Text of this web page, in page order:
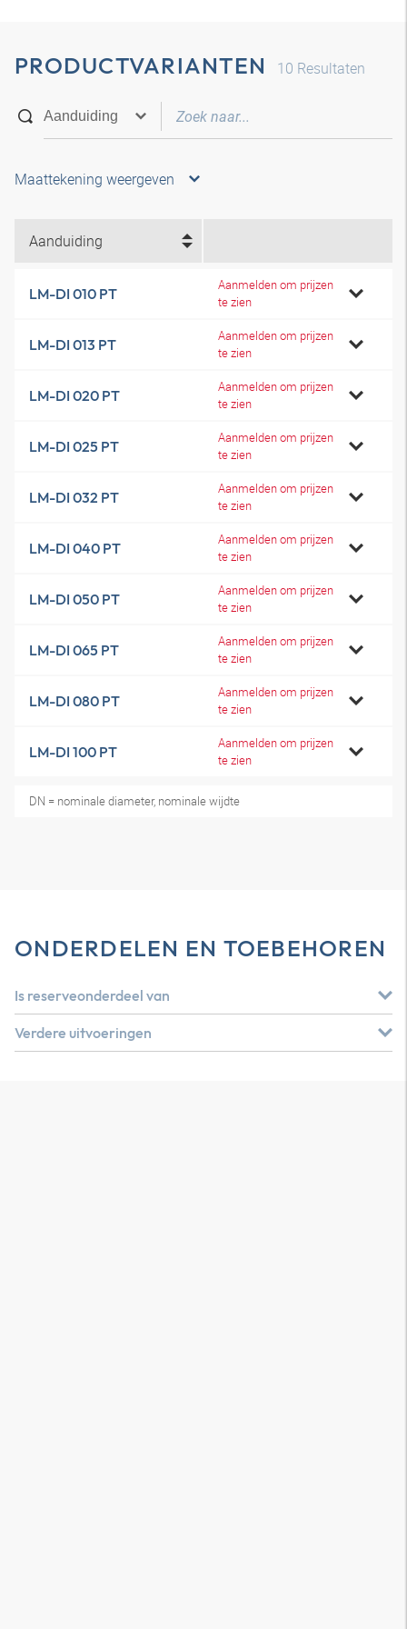
PRODUCTVARIANTEN 10 Resultaten
Maattekening weergeven
Aanduiding
LM-DI 010 PT
Aanmelden om prijzen
te zien
LM-DI 013 PT
Aanmelden om prijzen
te zien
LM-DI 020 PT
Aanmelden om prijzen
te zien
LM-DI 025 PT
Aanmelden om prijzen
te zien
LM-DI 032 PT
Aanmelden om prijzen
te zien
LM-DI 040 PT
Aanmelden om prijzen
te zien
LM-DI 050 PT
Aanmelden om prijzen
te zien
LM-DI 065 PT
Aanmelden om prijzen
te zien
LM-DI 080 PT
Aanmelden om prijzen
te zien
LM-DI 100 PT
Aanmelden om prijzen
te zien
DN = nominale diameter, nominale wijdte
ONDERDELEN EN TOEBEHOREN
Is reserveonderdeel van
Verdere uitvoeringen